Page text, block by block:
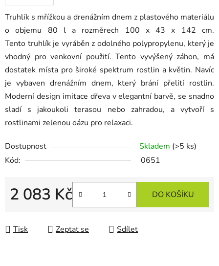
Truhlík s mřížkou a drenážním dnem z plastového materiálu
o objemu 80 l a rozměrech 100 x 43 x 142 cm.
Tento truhlík je vyráběn z odolného polypropylenu, který je
vhodný pro venkovní použití. Tento vyvýšený záhon, má
dostatek místa pro široké spektrum rostlin a květin. Navíc
je vybaven drenážním dnem, který brání přelití rostlin.
Moderní design imitace dřeva v elegantní barvě, se snadno
sladí s jakoukoli terasou nebo zahradou, a vytvoří s
rostlinami zelenou oázu pro relaxaci.
Dostupnost Skladem (>5 ks)
Kód:
0651
2 083 Kč DO KOŠÍKU
Tisk Zeptat se Sdílet